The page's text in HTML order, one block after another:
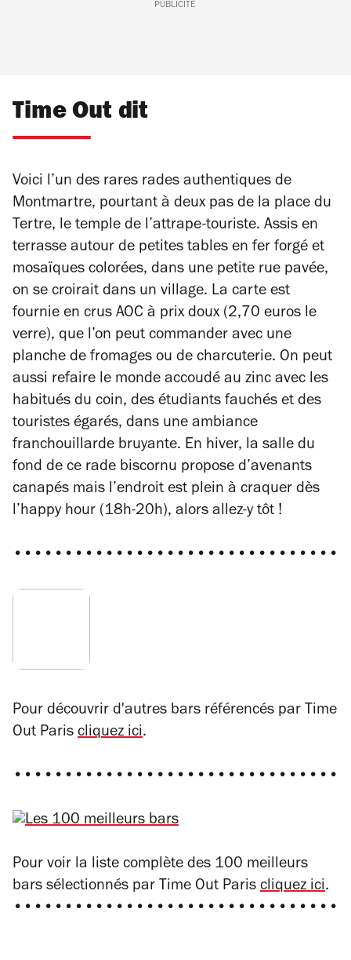
PUBLICITÉ
Time Out dit
Voici l’un des rares rades authentiques de
Montmartre, pourtant à deux pas de la place du
Tertre, le temple de l’attrape-touriste. Assis en
terrasse autour de petites tables en fer forgé et
mosaïques colorées, dans une petite rue pavée,
on se croirait dans un village. La carte est
fournie en crus AOC à prix doux (2,70 euros le
verre), que l’on peut commander avec une
planche de fromages ou de charcuterie. On peut
aussi refaire le monde accoudé au zinc avec les
habitués du coin, des étudiants fauchés et des
touristes égarés, dans une ambiance
franchouillarde bruyante. En hiver, la salle du
fond de ce rade biscornu propose d’avenants
canapés mais l’endroit est plein à craquer dès
l’happy hour (18h-20h), alors allez-y tôt !
Pour découvrir d'autres bars référencés par Time
Out Paris cliquez ici.
Pour voir la liste complète des 100 meilleurs
bars sélectionnés par Time Out Paris cliquez ici.